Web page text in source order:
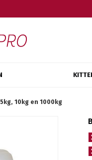
10kg en 1000kg